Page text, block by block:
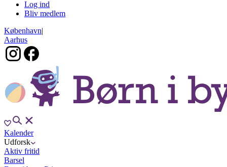
Log ind
Bliv medlem
København|
Aarhus
Kalender
Udforsk
Aktiv fritid
Barsel